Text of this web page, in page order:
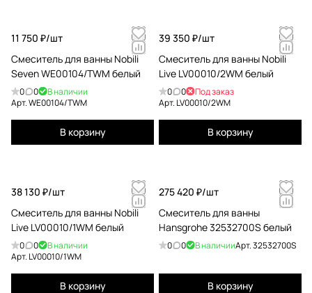
11 750 ₽/шт
Смеситель для ванны Nobili
Seven WE00104/TWM белый
0 0
В наличии
Арт.WE00104/TWM
В корзину
39 350 ₽/шт
Смеситель для ванны Nobili
Live LV00010/2WM белый
0 0
Под заказ
Арт. LV00010/2WM
В корзину
38 130 ₽/шт
Смеситель для ванны Nobili
Live LV00010/1WM белый
0 0
В наличии
Арт. LV00010/1WM
В корзину
275 420 ₽/шт
Смеситель для ванны
Hansgrohe 32532700S белый
0 0 В наличииАрт.32532700S
В корзину